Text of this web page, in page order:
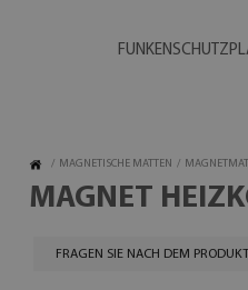
/ MAGNETISCHE MATTEN /
MAGNET
FRAGEN SIE NACH DEM PRODUKT